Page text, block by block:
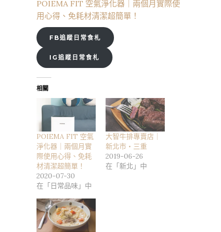
POIEMA FIT 空氣淨化器｜兩個月實際使
用心得、免耗材清潔超簡單！
FB追蹤日常食札
IG追蹤日常食札
相關
POIEMA FIT 空氣
淨化器｜兩個月實
際使用心得、免耗
材清潔超簡單！
2020-07-30
在「日常品味」中
大智牛排專賣店｜
新北市・三重
2019-06-26
在「新北」中